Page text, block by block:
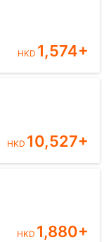
HKD 1,574+
HKD 10,527+
HKD 1,880+